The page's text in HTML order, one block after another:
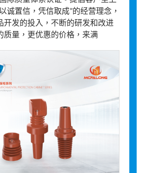
诚置信，凭信取成”的经营理念，
开发的投入，不断的研发和改进
质量，更优惠的价格，来满